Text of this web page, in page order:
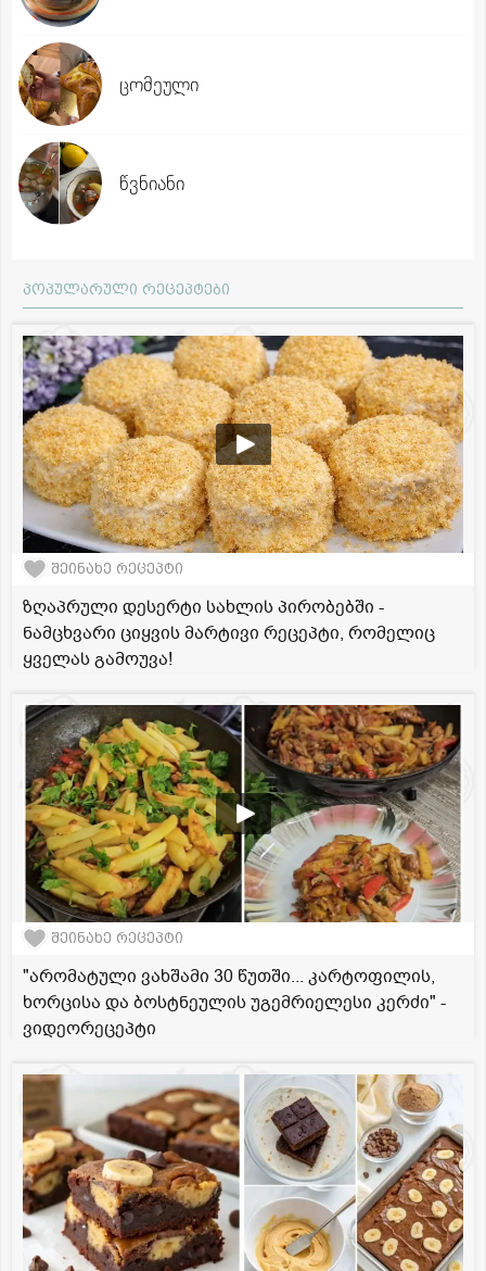
ცომეული
წვნიანი
პოპულარული რეცეპტები
შეინახე რეცეპტი
ზღაპრული დესერტი სახლის პირობებში -
ნამცხვარი ციყვის მარტივი რეცეპტი, რომელიც
ყველას გამოუვა!
შეინახე რეცეპტი
"არომატული ვახშამი 30 წუთში... კარტოფილის,
ხორცისა და ბოსტნეულის უგემრიელესი კერძი" -
ვიდეორეცეპტი